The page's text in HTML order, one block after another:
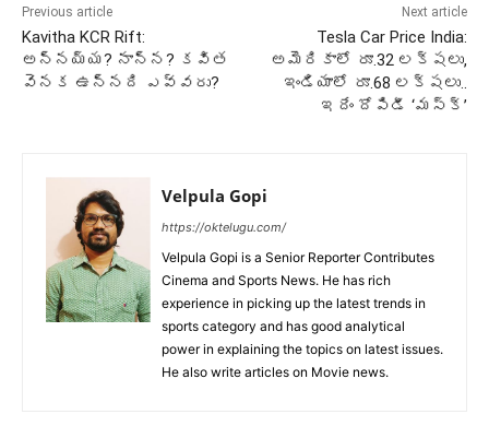
Previous article
Kavitha KCR Rift:
అన్నయ్య? నాన్న? కవిత
వెనక ఉన్నది ఎవ్వరు?
Next article
Tesla Car Price India:
అమెరికాలో రూ.32 లక్షలు,
ఇండియాలో రూ.68 లక్షలు..
ఇదేం దోపిడీ ‘మస్క్’
Velpula Gopi
https://oktelugu.com/
Velpula Gopi is a Senior Reporter Contributes
Cinema and Sports News. He has rich
experience in picking up the latest trends in
sports category and has good analytical
power in explaining the topics on latest issues.
He also write articles on Movie news.